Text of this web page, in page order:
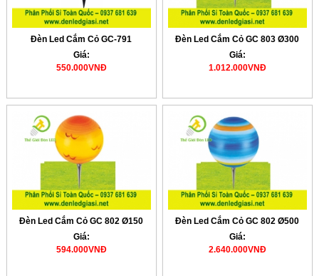
Đèn Led Cắm Cỏ GC-791
Giá:
550.000VNĐ
Đèn Led Cắm Cỏ GC 803 Ø300
Giá:
1.012.000VNĐ
Đèn Led Cắm Cỏ GC 802 Ø150
Giá:
594.000VNĐ
Đèn Led Cắm Cỏ GC 802 Ø500
Giá:
2.640.000VNĐ